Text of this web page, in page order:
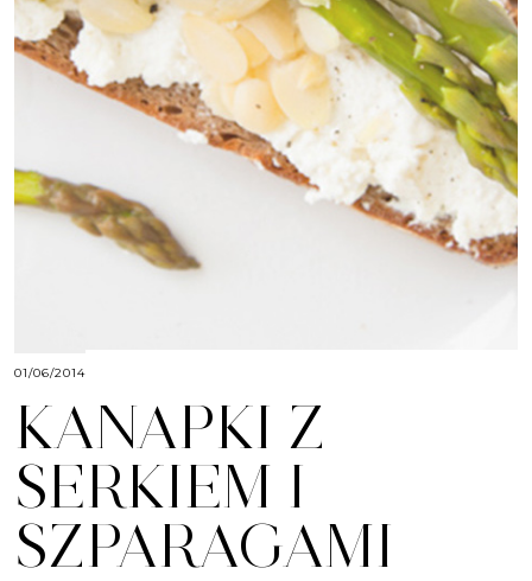
01/06/2014
KANAPKI Z
SERKIEM I
SZPARAGAMI